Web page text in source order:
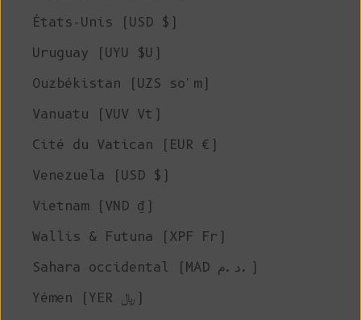
États-Unis (USD $)
Uruguay (UYU $U)
Ouzbékistan (UZS so'm)
Vanuatu (VUV Vt)
Cité du Vatican (EUR €)
Venezuela (USD $)
Vietnam (VND ₫)
Wallis & Futuna (XPF Fr)
Sahara occidental (MAD د.م.)
Yémen (YER ﷼)